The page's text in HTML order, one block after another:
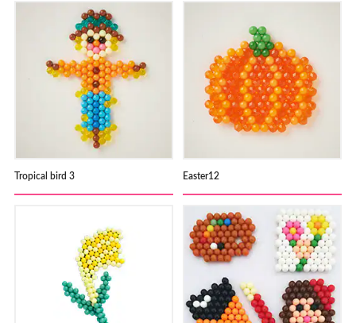
Tropical bird 3 Easter12